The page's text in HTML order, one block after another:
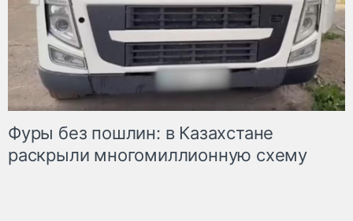
Фуры без пошлин: в Казахстане
раскрыли многомиллионную схему